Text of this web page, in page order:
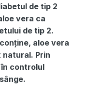
de tip 2
vera ca
de tip 2.
aloe vera
natural. Prin
controlul